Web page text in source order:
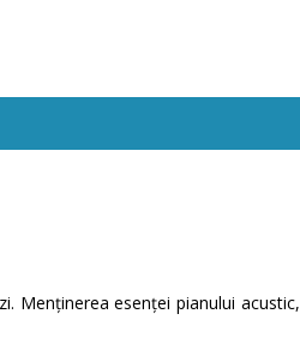
Menținerea esenței pianului acustic,